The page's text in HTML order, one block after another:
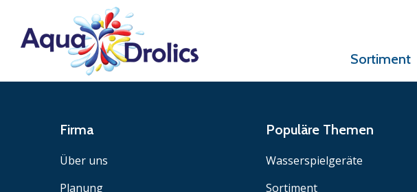
Sortiment
Firma
Über uns
Planung
Populäre Themen
Wasserspielgeräte
Sortiment